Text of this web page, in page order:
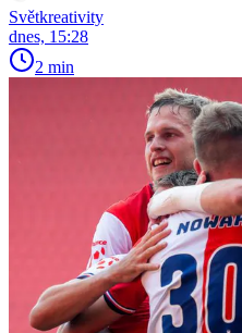
Světkreativity
dnes, 15:28
2 min